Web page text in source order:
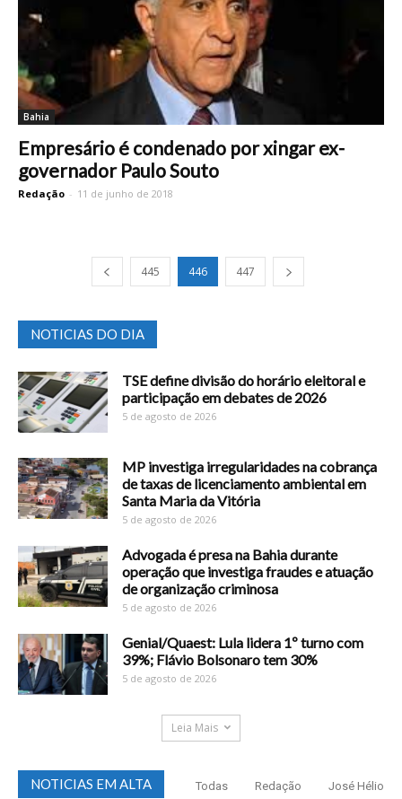
Bahia
Empresário é condenado por xingar ex-
governador Paulo Souto
Redação - 11 de junho de 2018
445 446 447
NOTICIAS DO DIA
TSE define divisão do horário eleitoral e
participação em debates de 2026
5 de agosto de 2026
MP investiga irregularidades na cobrança
de taxas de licenciamento ambiental em
Santa Maria da Vitória
5 de agosto de 2026
Advogada é presa na Bahia durante
operação que investiga fraudes e atuação
de organização criminosa
5 de agosto de 2026
Genial/Quaest: Lula lidera 1º turno com
39%; Flávio Bolsonaro tem 30%
5 de agosto de 2026
Leia Mais
NOTICIAS EM ALTA Todas Redação José Hélio